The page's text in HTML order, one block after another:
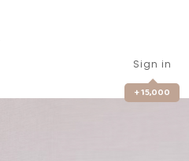
Sign in
+ 15,000